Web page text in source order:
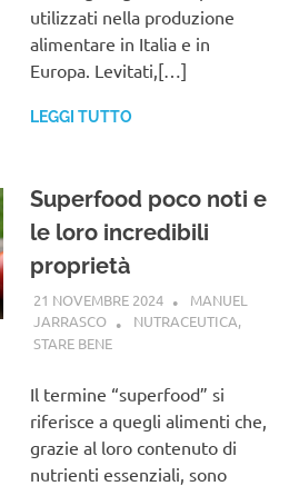
utilizzati nella produzione
alimentare in Italia e in
Europa. Levitati,[…]
LEGGI TUTTO
Superfood poco noti e
le loro incredibili
proprietà
21 NOVEMBRE 2024
MANUEL
JARRASCO
NUTRACEUTICA,
STARE BENE
Il termine “superfood” si
riferisce a quegli alimenti che,
grazie al loro contenuto di
nutrienti essenziali, sono